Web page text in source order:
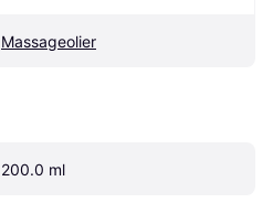
Massageolier
200.0 ml